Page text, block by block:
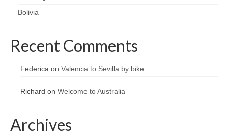
Bolivia
Recent Comments
Federica on Valencia to Sevilla by bike
Richard on Welcome to Australia
Archives